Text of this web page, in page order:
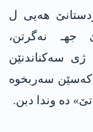
هەیی ل
جهـ نەگرتن،
سەکناندنێن
کەسێن سەربخوە
دە وندا دبن.